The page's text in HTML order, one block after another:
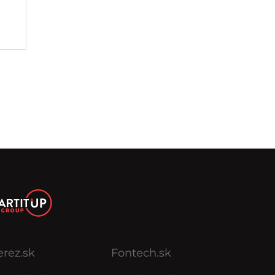
Fontech.sk